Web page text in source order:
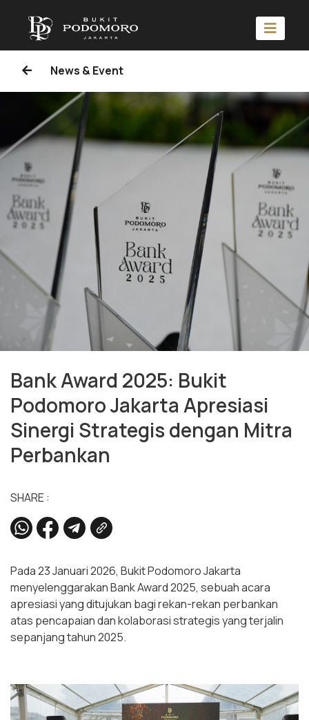
News & Event
Bank Award 2025: Bukit
Podomoro Jakarta Apresiasi
Sinergi Strategis dengan Mitra
Perbankan
SHARE :
Pada 23 Januari 2026, Bukit Podomoro Jakarta
menyelenggarakan Bank Award 2025, sebuah acara
apresiasi yang ditujukan bagi rekan-rekan perbankan
atas pencapaian dan kolaborasi strategis yang terjalin
sepanjang tahun 2025.